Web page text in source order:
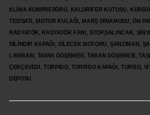
KLİMA KOMPRESÖRÜ, KALORİFER KUTUSU,
TESİSATI, MOTOR KULAĞI, MARŞ DİNAMOSU, ÖN
RADYATÖR, RADYATÖR FANI, STOP,SALINCAK,
SİLİNDİR KAPAĞI, SİLECEK MOTORU, ŞANZIMAN,
LAMBASI, TAVAN DÖŞEMESİ, TABAN DÖŞEMESİ,
ÇERÇEVEDİ, TORPİDO, TORPİDO KAPAĞI, TURBO,
DEPOSU